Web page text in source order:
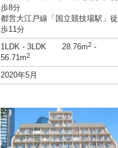
歩8分
都営大江戸線「国立競技場駅」徒
歩11分
1LDK - 3LDK 28.76m2 -
56.71m2
2020年5月